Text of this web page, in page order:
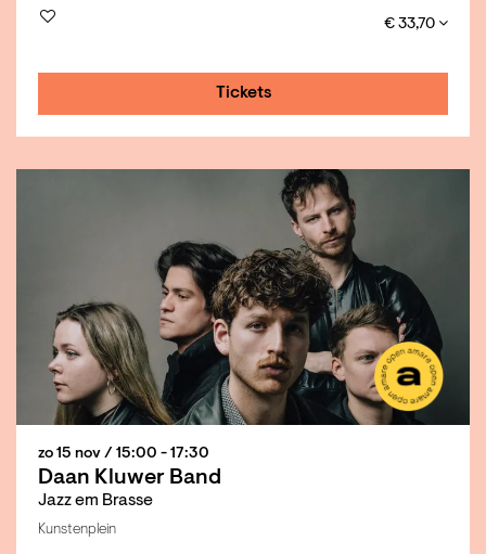
€ 33,70
Tickets
Daan Kluwer Band
Jazz em Brasse
zo 15 nov / 15:00 - 17:30
Kunstenplein